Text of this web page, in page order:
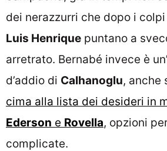
dei nerazzurri che dopo i colpi
Luis Henrique puntano a
arretrato. Bernabé invece è
d’addio di Calhanoglu, anche
cima alla lista dei desideri in
Ederson e Rovella, opzioni
complicate.